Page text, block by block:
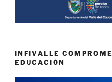
INFIVALLE
EDUCACIÓN